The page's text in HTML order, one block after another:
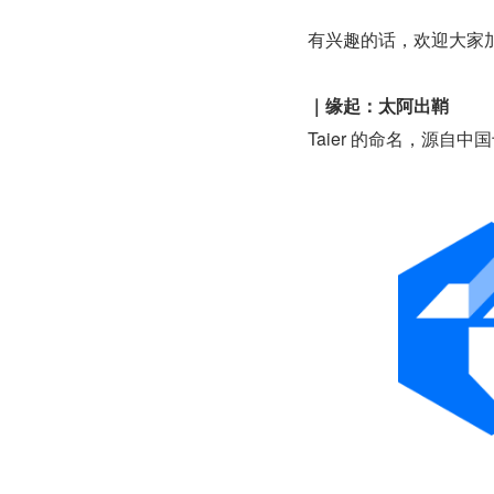
有兴趣的话，欢迎大家
｜缘起：太阿出鞘
Taier 的命名，源自中